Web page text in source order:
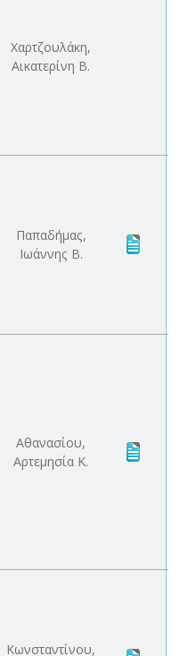
Χαρτζουλάκη,
Αικατερίνη Β.
Παπαδήμας,
Ιωάννης Β.
Αθανασίου,
Αρτεμησία Κ.
Κωνσταντίνου,